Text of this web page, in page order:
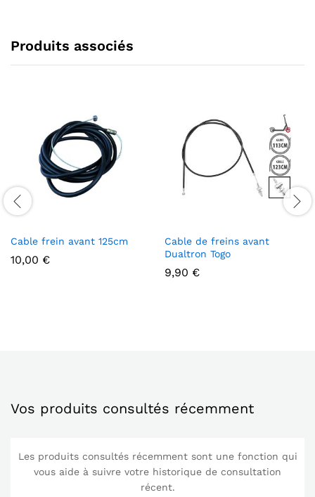
Produits associés
Cable frein avant 125cm
10,00 €
Cable de freins avant
Dualtron Togo
9,90 €
Vos produits consultés récemment
Les produits consultés récemment sont une fonction qui
vous aide à suivre votre historique de consultation
récent.